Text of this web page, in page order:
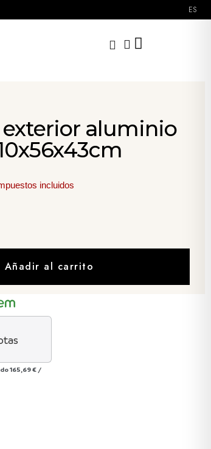
ES
exterior aluminio
incluidos
Añadir al carrito
165,69 € /